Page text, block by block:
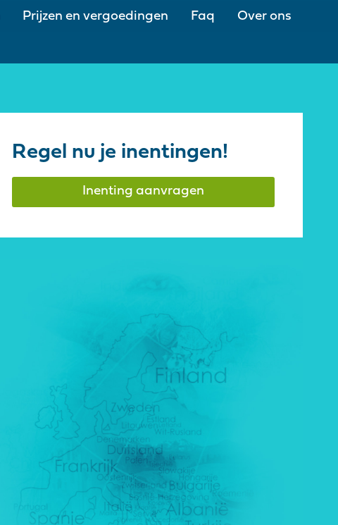
Prijzen en vergoedingen Faq Over ons
Regel nu je inentingen!
Inenting aanvragen